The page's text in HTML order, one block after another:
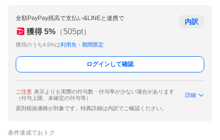
全額PayPay残高で支払い&LINEと連携で
獲得 5% （505pt）
獲得のうち4.5%は利用先・期間限定
内訳
ログインして確認
ご注意 表示よりも実際の付与数・付与率が少ない場合があります
（付与上限、未確定の付与等）
詳細
原則税抜価格が対象です。特典詳細は内訳でご確認ください。
条件達成でおトク